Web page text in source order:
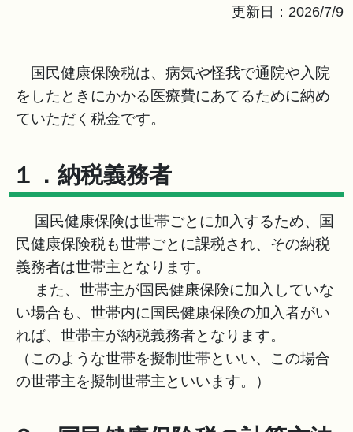
更新日：2026/7/9
国民健康保険税は、病気や怪我で通院や入院
をしたときにかかる医療費にあてるために納め
ていただく税金です。
１．納税義務者
国民健康保険は世帯ごとに加入するため、国
民健康保険税も世帯ごとに課税され、その納税
義務者は世帯主となります。
また、世帯主が国民健康保険に加入していな
い場合も、世帯内に国民健康保険の加入者がい
れば、世帯主が納税義務者となります。
（このような世帯を擬制世帯といい、この場合
の世帯主を擬制世帯主といいます。）